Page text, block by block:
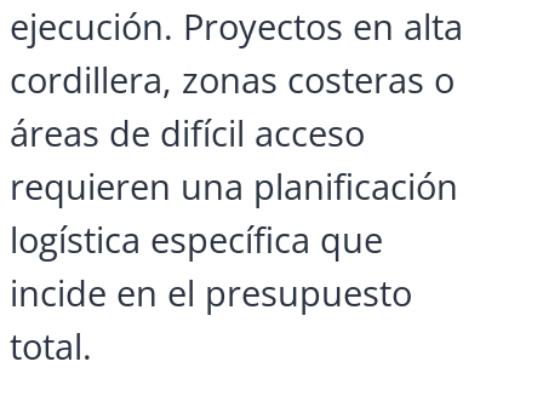
ejecución. Proyectos en alta
cordillera, zonas costeras o
áreas de difícil acceso
requieren una planificación
logística específica que
incide en el presupuesto
total.